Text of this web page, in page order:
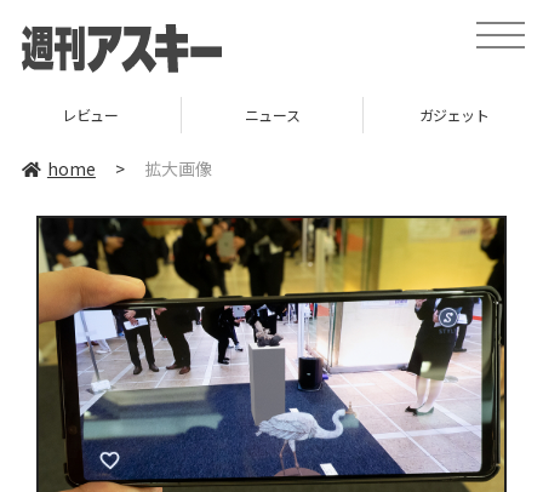
toggle
レビュー ニュース ガジェット
home > 拡大画像